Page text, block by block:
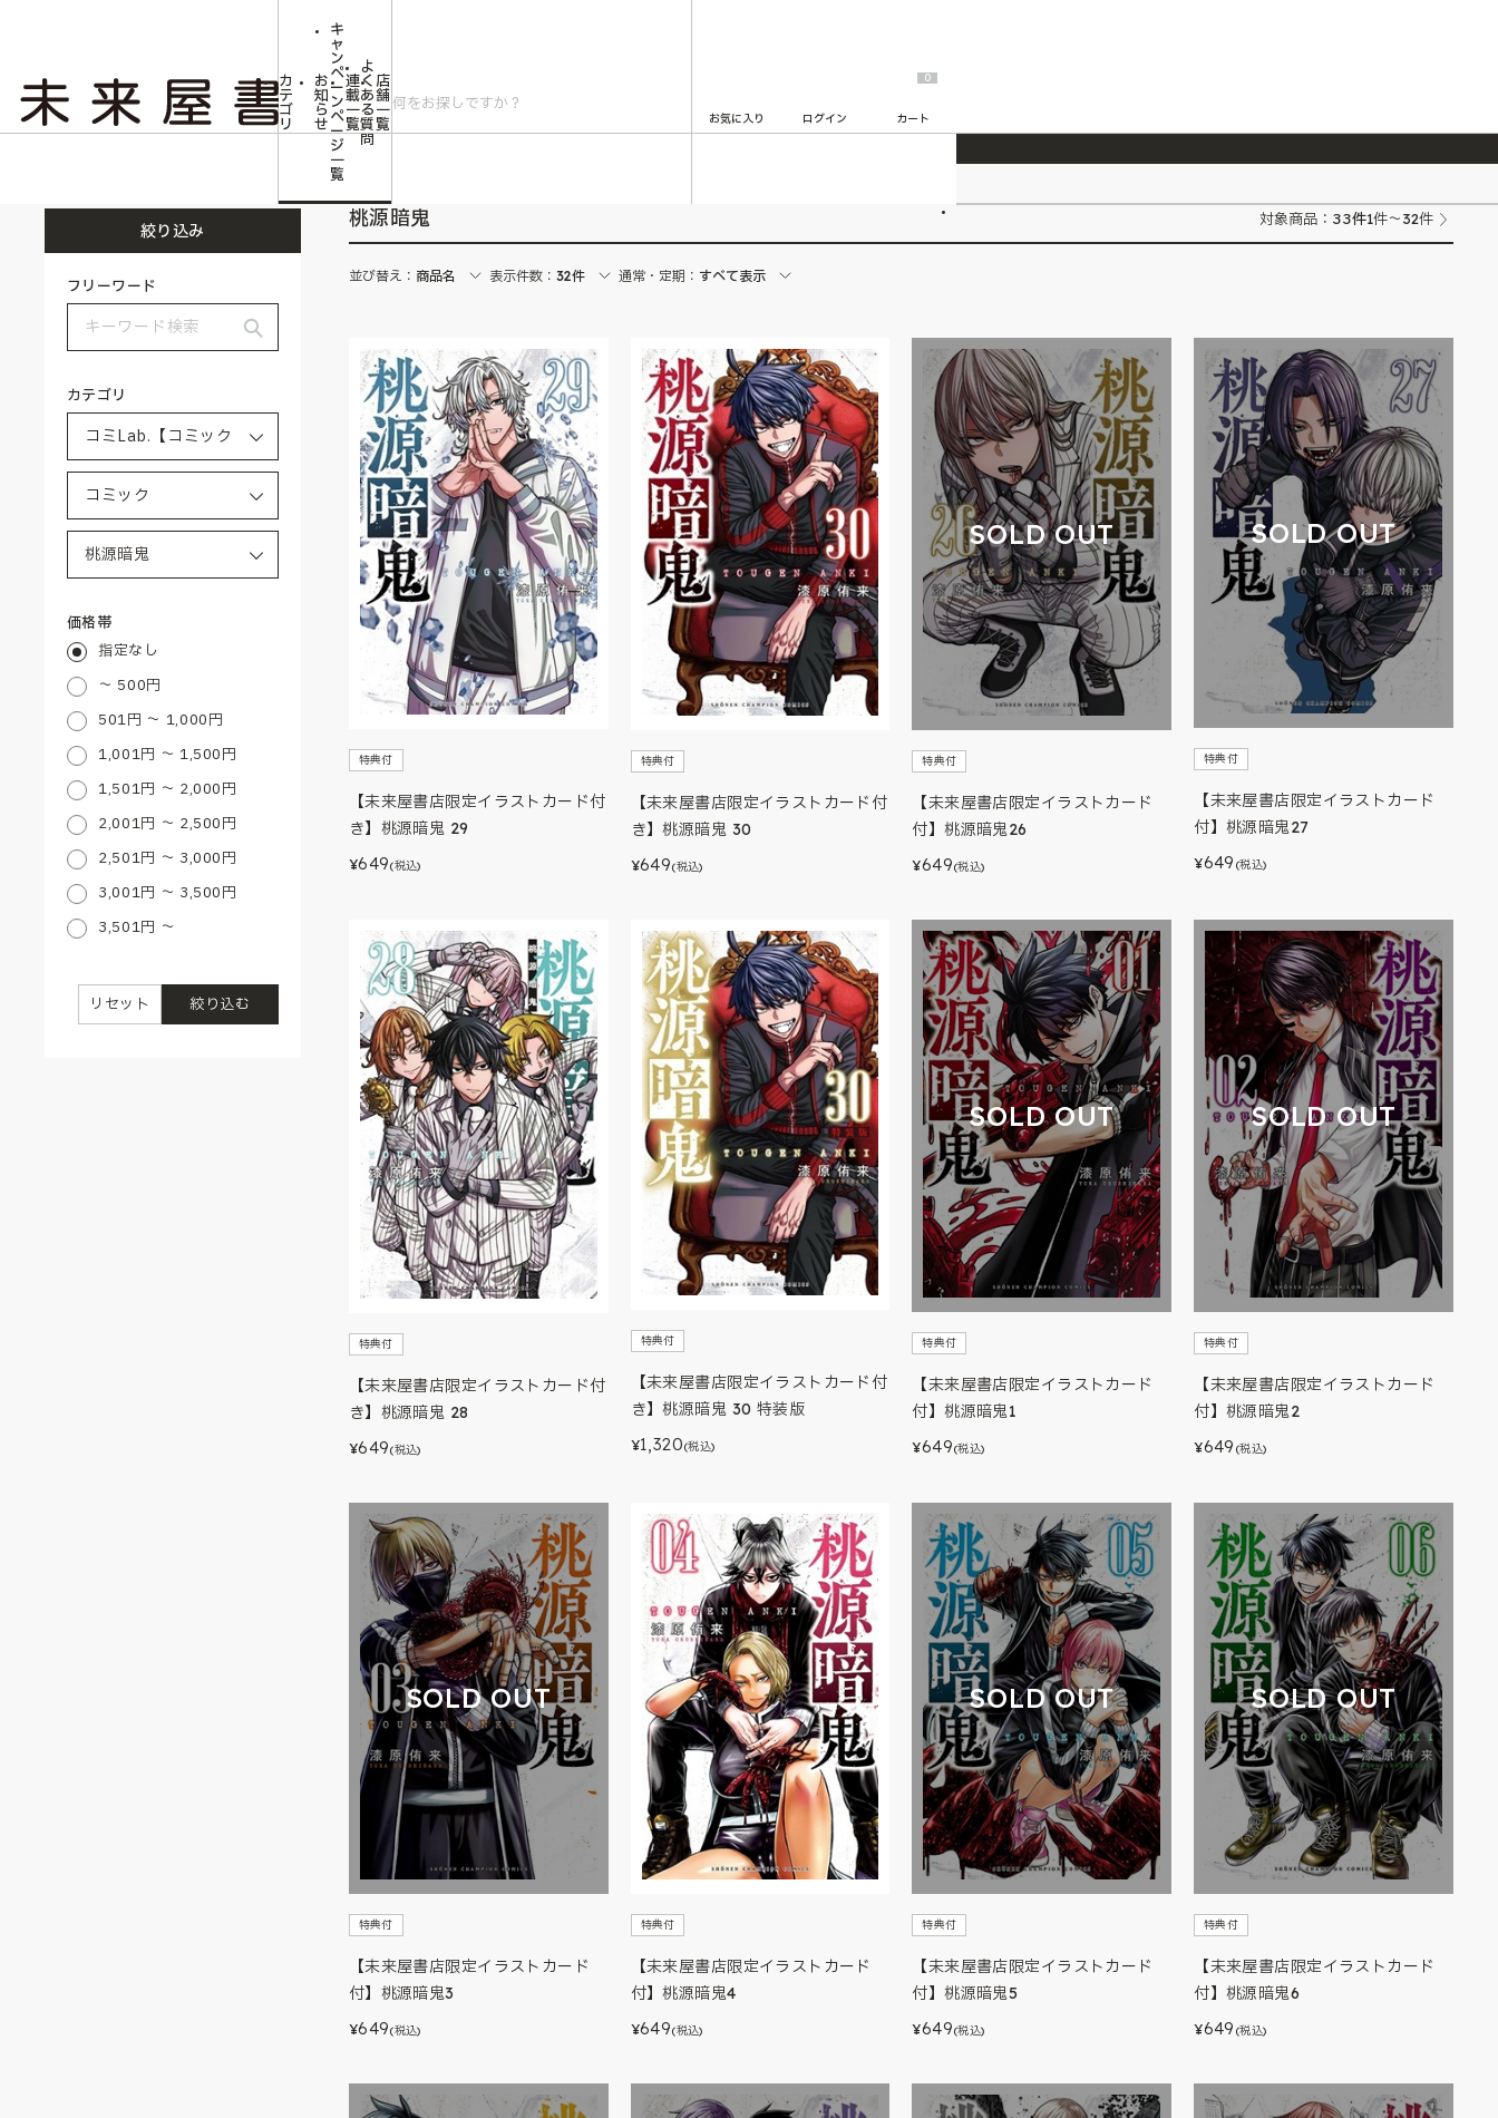
2026/7/23 『ONE PIECE magazine 021 ONE PIECEカード付き同梱版』発売延期のご案内
カ
テ
ゴ
リ
お
知
ら
せ
キ
ャ
ン
ペ
ー
ン
ペ
ー
ジ
一
覧
連
載
一
覧
よ
く
あ
る
質
問
店
舗
一
覧
お気に入り ログイン
0
カート
コミック
絞り込み
フリーワード
カテゴリ
価格帯
指定なし
～ 500円
501円 ～ 1,000円
1,001円 ～ 1,500円
1,501円 ～ 2,000円
2,001円 ～ 2,500円
2,501円 ～ 3,000円
3,001円 ～ 3,500円
3,501円 ～
絞り込む
リセット
桃源暗鬼 対象商品： 33件1件～32件
並び替え： 商品名 表示件数： 32件 通常・定期： すべて表示
特典付
【未来屋書店限定イラストカード付
き】桃源暗鬼 29
¥649(税込)
特典付
【未来屋書店限定イラストカード付
き】桃源暗鬼 30
¥649(税込)
SOLD OUT
特典付
【未来屋書店限定イラストカード
付】桃源暗鬼26
¥649(税込)
SOLD OUT
特典付
【未来屋書店限定イラストカード
付】桃源暗鬼27
¥649 (税込)
特典付
【未来屋書店限定イラストカード付
き】桃源暗鬼 28
¥649(税込)
特典付
【未来屋書店限定イラストカード付
き】桃源暗鬼 30 特装版
¥1,320(税込)
SOLD OUT
特典付
【未来屋書店限定イラストカード
付】桃源暗鬼1
¥649(税込)
SOLD OUT
特典付
【未来屋書店限定イラストカード
付】桃源暗鬼2
¥649 (税込)
SOLD OUT
特典付
【未来屋書店限定イラストカード
付】桃源暗鬼3
¥649(税込)
特典付
【未来屋書店限定イラストカード
付】桃源暗鬼4
¥649(税込)
SOLD OUT
特典付
【未来屋書店限定イラストカード
付】桃源暗鬼5
¥649(税込)
SOLD OUT
特典付
【未来屋書店限定イラストカード
付】桃源暗鬼6
¥649 (税込)